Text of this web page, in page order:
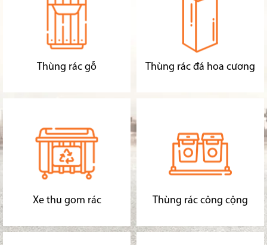
Thùng rác gỗ Thùng rác đá hoa cương
Xe thu gom rác Thùng rác công cộng